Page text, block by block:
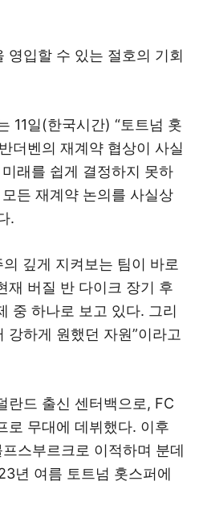
영입할 수 있는 절호의 기회
11일(한국시간) “토트넘 홋
더벤의 재계약 협상이 사실
래를 쉽게 결정하지 못하
든 재계약 논의를 사실상
.
깊게 지켜보는 팀이 바로
재 버질 반 다이크 장기 후
중 하나로 보고 있다. 그리
강하게 원했던 자원”이라고
란드 출신 센터백으로, FC
로 무대에 데뷔했다. 이후
스부르크로 이적하며 분데
년 여름 토트넘 홋스퍼에